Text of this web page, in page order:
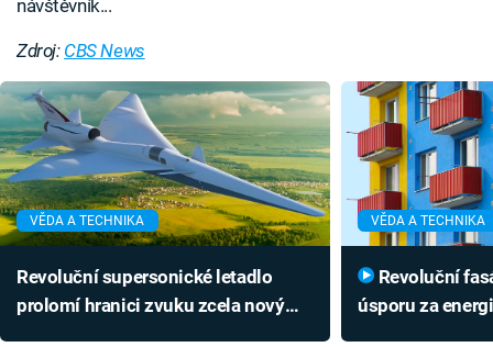
návštěvník...
Zdroj: CBS News
VĚDA A TECHNIKA
Revoluční supersonické letadlo
prolomí hranici zvuku zcela novým
VĚDA A TECHNIKA
úsporu za